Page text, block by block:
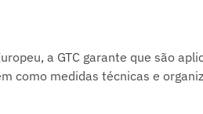
a GTC garante que são
como medidas técnicas e